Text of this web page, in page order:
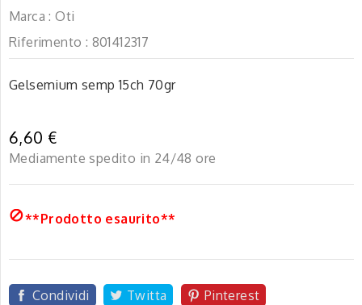
Marca : Oti
Riferimento : 801412317
Gelsemium semp 15ch 70gr
6,60 €
Mediamente spedito in 24/48 ore
**Prodotto esaurito**
Condividi Twitta Pinterest